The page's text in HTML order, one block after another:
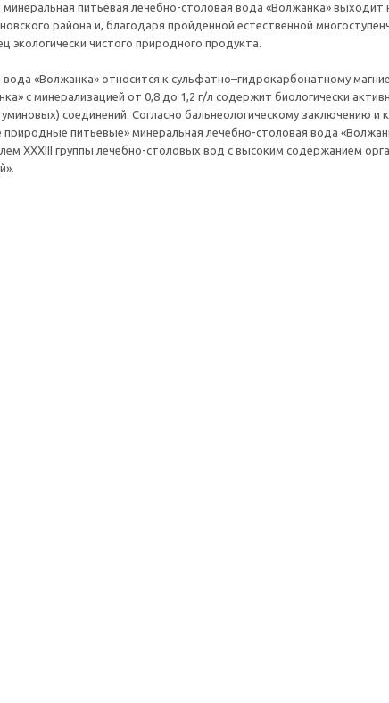
питьевая лечебно-столовая вода «Волжанка» выходит
района и, благодаря пройденной естественной
экологически чистого природного продукта.
«Волжанка» относится к сульфатно–гидрокарбонатному
с минерализацией от 0,8 до 1,2 г/л содержит биологически
соединений. Согласно бальнеологическому заключению
питьевые» минеральная лечебно-столовая вода
ХХХIII группы лечебно-столовых вод с высоким содержанием